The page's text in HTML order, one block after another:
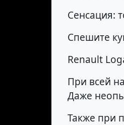
Сенсация:
Спешите
Renault
При всей
Даже
Также при